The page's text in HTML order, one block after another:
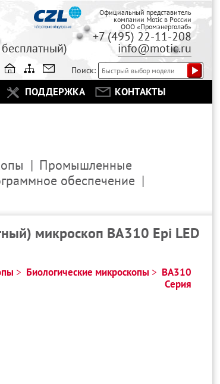
Официальный представитель
компании Motic в России
ООО «Промэнерголаб»
+7 (495) 22-11-208
бесплатный) info@motic.ru
Поиск:
ПОДДЕРЖКА КОНТАКТЫ
Промышленные
обеспечение
микроскоп BA310 Epi LED
Биологические микроскопы
BA310
Серия